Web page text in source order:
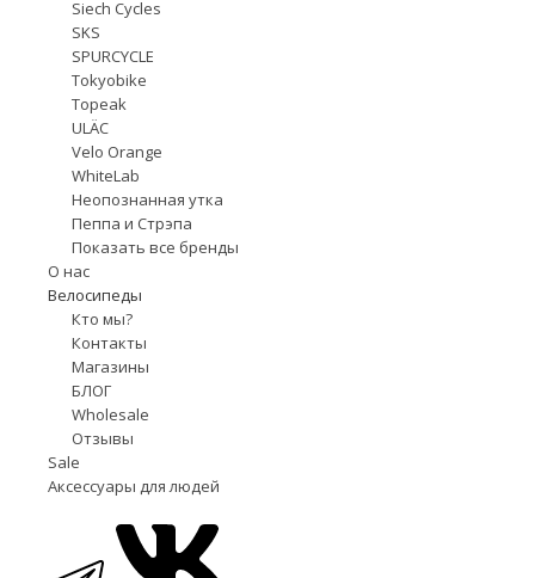
Siech Cycles
SKS
SPURCYCLE
Tokyobike
Topeak
ULÄC
Velo Orange
WhiteLab
Неопознанная утка
Пеппа и Стрэпа
Показать все бренды
О нас
Велосипеды
Кто мы?
Контакты
Магазины
БЛОГ
Wholesale
Отзывы
Sale
Аксессуары для людей